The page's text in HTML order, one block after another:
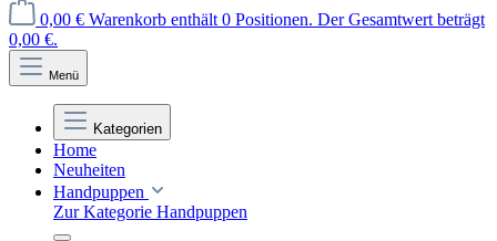
0,00 € Warenkorb enthält 0 Positionen. Der Gesamtwert beträgt
0,00 €.
Menü
Kategorien
Home
Neuheiten
Handpuppen
Zur Kategorie Handpuppen